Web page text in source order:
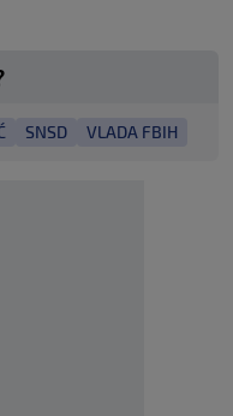
SNSD VLADA FBIH